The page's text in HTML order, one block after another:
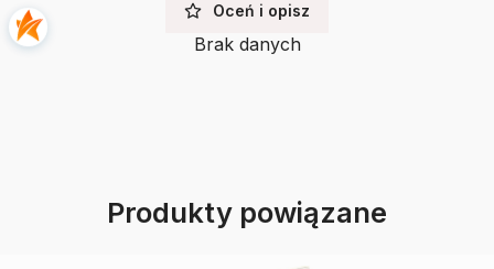
Oceń i opisz
Brak danych
Produkty powiązane